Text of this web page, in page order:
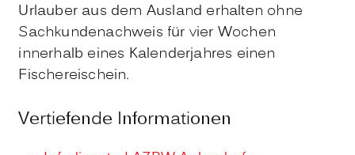
Urlauber aus dem Ausland erhalten ohne
Sachkundenachweis für vier Wochen
innerhalb eines Kalenderjahres einen
Fischereischein.
Vertiefende Informationen